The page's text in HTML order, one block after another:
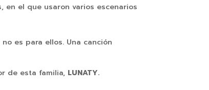
el que usaron varios escenarios
es para ellos. Una canción
de esta familia, LUNATY.